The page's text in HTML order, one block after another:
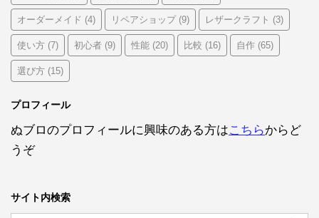
オーダーメイド (4) リペアショップ(9) レザークラフト (3)
使い方 (7) 初心者 (9) 性能 (20) 比較 (16) 自作 (65)
選び方 (15)
プロフィール
ぬブロのプロフィールに興味のある方はこちらからど
うぞ
サイト内検索